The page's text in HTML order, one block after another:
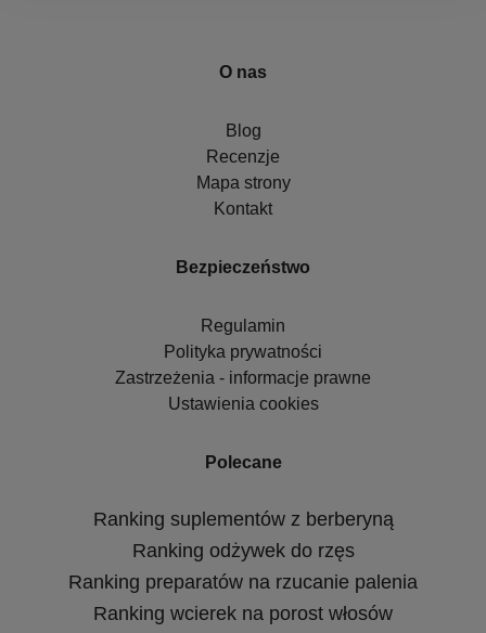
O nas
Blog
Recenzje
Mapa strony
Kontakt
Bezpieczeństwo
Regulamin
Polityka prywatności
Zastrzeżenia - informacje prawne
Ustawienia cookies
Polecane
Ranking suplementów z berberyną
Ranking odżywek do rzęs
Ranking preparatów na rzucanie palenia
Ranking wcierek na porost włosów